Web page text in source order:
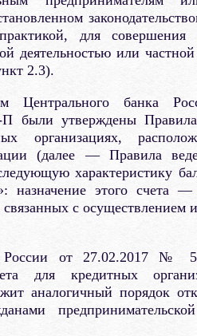
для
деятельностью или
2.3).
Центрального банка
были утверждены Правила
организациях,
(далее — Правила
характеристику
назначение этого счета
с осуществлением
России от 27.02.2017 №
для кредитных
аналогичный порядок